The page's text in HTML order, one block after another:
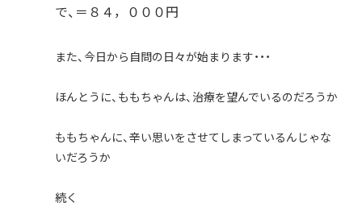
で、＝８４，０００円
また、今日から自問の日々が始まります・・・
ほんとうに、ももちゃんは、治療を望んでいるのだろうか
ももちゃんに、辛い思いをさせてしまっているんじゃな
いだろうか
続く